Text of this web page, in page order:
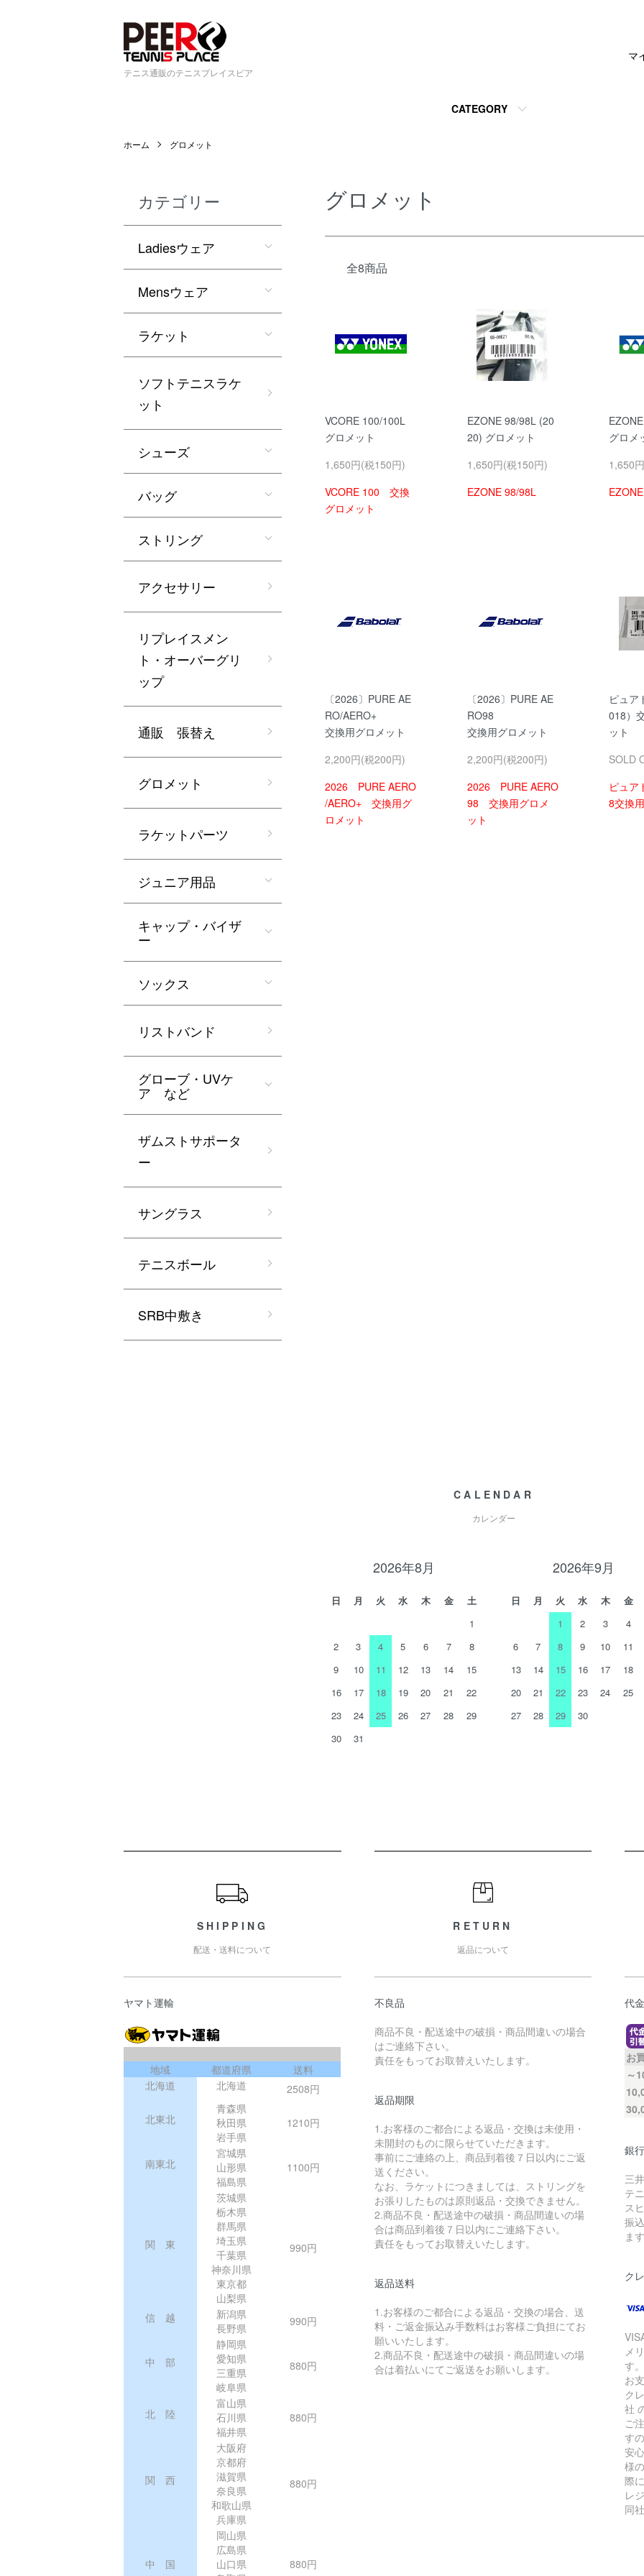
テニス通販のテニスプレイスピア
CATEGORY
マ
ホーム グロメット
グロメット
全8商品
VCORE 100/100L
グロメット
1,650円(税150円)
VCORE 100 交換
グロメット
EZONE 98/98L (20
20) グロメット
1,650円(税150円)
EZONE 98/98L
グロ
1,650
〔2026〕PURE AE
RO/AERO+
交換用グロメット
2,200円(税200円)
2026 PURE AERO
/AERO+ 交換用グ
ロメット
〔2026〕PURE AE
RO98
交換用グロメット
2,200円(税200円)
2026 PURE AERO
98 交換用グロメ
ット
ピュア
018）
ット
SOLD
ピュア
8交換
カテゴリー
Ladiesウェア
Mensウェア
ラケット
ソフトテニスラケ
ット
シューズ
バッグ
ストリング
アクセサリー
リプレイスメン
ト・オーバーグリ
ップ
通販 張替え
グロメット
ラケットパーツ
ジュニア用品
キャップ・バイザ
ー
ソックス
リストバンド
グローブ・UVケ
ア など
ザムストサポータ
ー
サングラス
テニスボール
SRB中敷き
CALENDAR
カレンダー
2026年8月
日 月 火 水 木 金
土
1
2
3 4 5 6 7
8
9
10 11 12 13 14
15
16
17 18 19 20 21
22
23
24 25 26 27 28
29
30
31
2026年9月
日 月 火 水 木
金
1
2 3
4
6
7 8 9 10
11
13
14 15 16 17
18
20
21 22 23 24
25
27
28 29 30
SHIPPING
配送・送料について
ヤマト運輸
地域 都道府県
送料
北海道
北海道 2508円
北東北
青森県
秋田県
岩手県
1210円
南東北
宮城県
山形県
福島県
1100円
関 東
茨城県
栃木県
群馬県
埼玉県
千葉県
神奈川県
東京都
山梨県
990円
信 越
新潟県
長野県
990円
中 部
静岡県
愛知県
三重県
岐阜県
880円
北 陸
富山県
石川県
福井県
880円
関 西
大阪府
京都府
滋賀県
奈良県
和歌山県
兵庫県
880円
中 国
岡山県
広島県
山口県
880円
RETURN
返品について
不良品
商品不良・配送途中の破損・商品間違いの場合
はご連絡下さい。
責任をもってお取替えいたします。
返品期限
1.お客様のご都合による返品・交換は未使用・
未開封のものに限らせていただきます。
事前にご連絡の上、商品到着後７日以内にご返
送ください。
なお、ラケットにつきましては、ストリングを
お張りしたものは原則返品・交換できません。
2.商品不良・配送途中の破損・商品間違いの場
合は商品到着後７日以内にご連絡下さい。
責任をもってお取替えいたします。
返品送料
1.お客様のご都合による返品・交換の場合、送
料・ご返金振込み手数料はお客様ご負担にてお
願いいたします。
2.商品不良・配送途中の破損・商品間違いの場
合は着払いにてご返送をお願いします。
代
お
～
銀
三
テ
ス
振
ま
ク
メ
す
お
ク
社
ご
す
安
様
際
レ
同